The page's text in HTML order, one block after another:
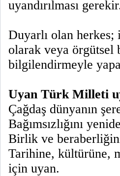
uyandırılması
Duyarlı olan
olarak veya örgütsel
bilgilendirmeyle
Uyan Türk Milleti
Çağdaş dünyanın
Bağımsızlığını
Birlik ve
Tarihine, kültürüne,
için uyan.